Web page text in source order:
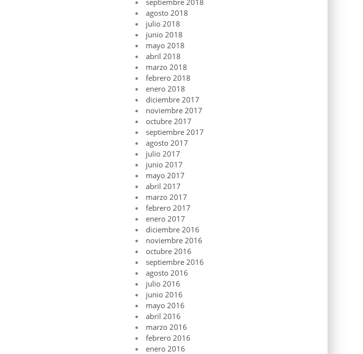
septiembre 2018
agosto 2018
julio 2018
junio 2018
mayo 2018
abril 2018
marzo 2018
febrero 2018
enero 2018
diciembre 2017
noviembre 2017
octubre 2017
septiembre 2017
agosto 2017
julio 2017
junio 2017
mayo 2017
abril 2017
marzo 2017
febrero 2017
enero 2017
diciembre 2016
noviembre 2016
octubre 2016
septiembre 2016
agosto 2016
julio 2016
junio 2016
mayo 2016
abril 2016
marzo 2016
febrero 2016
enero 2016